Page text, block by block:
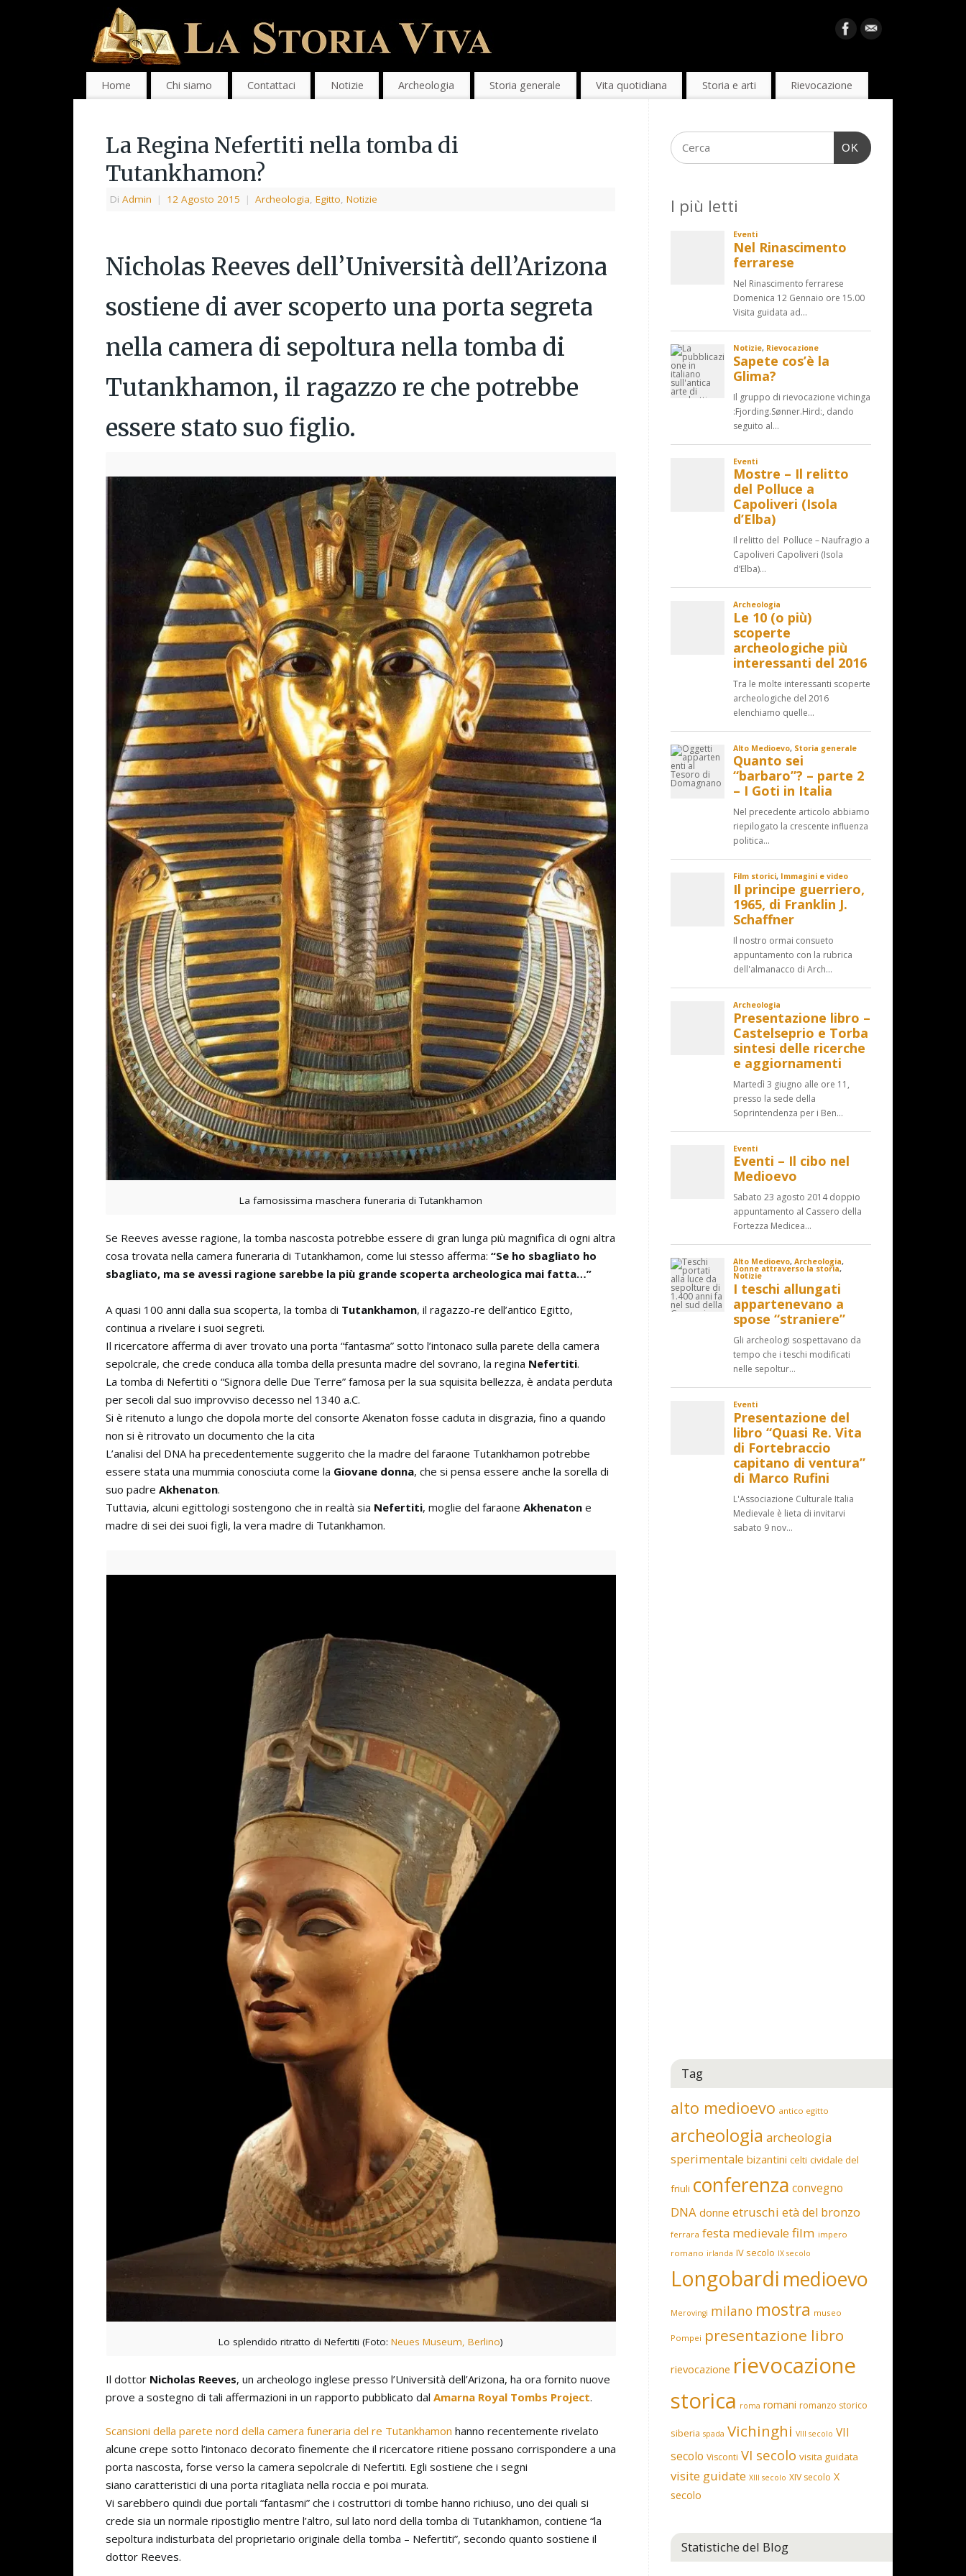
Home Chi siamo Contattaci Notizie Archeologia Storia generale Vita quotidiana Storia e arti Rievocazione
La Regina Nefertiti nella tomba di
Tutankhamon?
Di Admin | 12 Agosto 2015 | Archeologia, Egitto, Notizie
Nicholas Reeves dell’Università dell’Arizona
sostiene di aver scoperto una porta segreta
nella camera di sepoltura nella tomba di
Tutankhamon, il ragazzo re che potrebbe
essere stato suo figlio.
La famosissima maschera funeraria di Tutankhamon
Se Reeves avesse ragione, la tomba nascosta potrebbe essere di gran lunga più magnifica di ogni altra
cosa trovata nella camera funeraria di Tutankhamon, come lui stesso afferma: “Se ho sbagliato ho
sbagliato, ma se avessi ragione sarebbe la più grande scoperta archeologica mai fatta…”
A quasi 100 anni dalla sua scoperta, la tomba di Tutankhamon, il ragazzo-re dell’antico Egitto,
continua a rivelare i suoi segreti.
Il ricercatore afferma di aver trovato una porta “fantasma” sotto l’intonaco sulla parete della camera
sepolcrale, che crede conduca alla tomba della presunta madre del sovrano, la regina Nefertiti.
La tomba di Nefertiti o “Signora delle Due Terre” famosa per la sua squisita bellezza, è andata perduta
per secoli dal suo improvviso decesso nel 1340 a.C.
Si è ritenuto a lungo che dopola morte del consorte Akenaton fosse caduta in disgrazia, fino a quando
non si è ritrovato un documento che la cita
L’analisi del DNA ha precedentemente suggerito che la madre del faraone Tutankhamon potrebbe
essere stata una mummia conosciuta come la Giovane donna, che si pensa essere anche la sorella di
suo padre Akhenaton.
Tuttavia, alcuni egittologi sostengono che in realtà sia Nefertiti, moglie del faraone Akhenaton e
madre di sei dei suoi figli, la vera madre di Tutankhamon.
Lo splendido ritratto di Nefertiti (Foto: Neues Museum, Berlino)
Il dottor Nicholas Reeves, un archeologo inglese presso l’Università dell’Arizona, ha ora fornito nuove
prove a sostegno di tali affermazioni in un rapporto pubblicato dal Amarna Royal Tombs Project.
Scansioni della parete nord della camera funeraria del re Tutankhamon hanno recentemente rivelato
alcune crepe sotto l’intonaco decorato finemente che il ricercatore ritiene possano corrispondere a una
porta nascosta, forse verso la camera sepolcrale di Nefertiti. Egli sostiene che i segni
siano caratteristici di una porta ritagliata nella roccia e poi murata.
Vi sarebbero quindi due portali “fantasmi” che i costruttori di tombe hanno richiuso, uno dei quali si
crede sia un normale ripostiglio mentre l’altro, sul lato nord della tomba di Tutankhamon, contiene “la
sepoltura indisturbata del proprietario originale della tomba – Nefertiti”, secondo quanto sostiene il
dottor Reeves.
OK
I più letti
Tag
alto medioevo antico egitto
archeologia archeologia
sperimentale bizantini celti cividale del
friuli conferenza convegno
DNA donne etruschi età del bronzo
ferrara festa medievale film impero
romano irlanda IV secolo IX secolo
Longobardi medioevo
Merovingi milano mostra museo
Pompei presentazione libro
rievocazione rievocazione
storica roma romani romanzo storico
siberia spada Vichinghi VIII secolo VII
secolo Visconti VI secolo visita guidata
visite guidate XIII secolo XIV secolo X
secolo
Statistiche del Blog